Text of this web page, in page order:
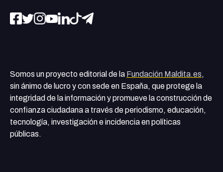
Somos un proyecto editorial de la Fundación Maldita.es,
sin ánimo de lucro y con sede en España, que protege la
integridad de la información y promueve la construcción de
confianza ciudadana a través de periodismo, educación,
tecnología, investigación e incidencia en políticas
públicas.